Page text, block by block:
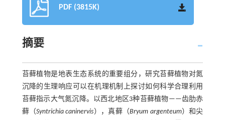
PDF (3815K)
摘要
苔藓植物是地表生态系统的重要组分，研究苔藓植物对氮
沉降的生理响应可以在机理机制上探讨如何科学合理利用
苔藓指示大气氮沉降。以西北地区3种苔藓植物——齿肋赤
藓（Syntrichia caninervis），真藓（Bryum argenteum）和尖